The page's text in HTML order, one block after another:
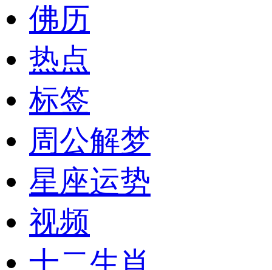
佛历
热点
标签
周公解梦
星座运势
视频
十二生肖